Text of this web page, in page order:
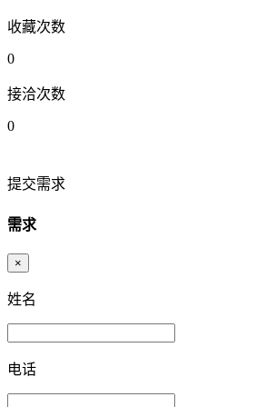
收藏次数
0
接洽次数
0
提交需求
需求
×
姓名
电话